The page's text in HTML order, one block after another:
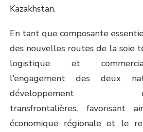
Kazakhstan.
En tant que composante
des nouvelles routes de la soie
logistique et
l'engagement des deux
développement
transfrontalières, favorisant
économique régionale et le